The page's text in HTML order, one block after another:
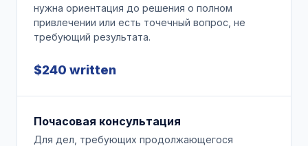
нужна ориентация до решения о полном
привлечении или есть точечный вопрос, не
требующий результата.
$240 written
Почасовая консультация
Для дел, требующих продолжающегося